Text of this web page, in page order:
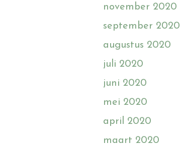
november 2020
september 2020
augustus 2020
juli 2020
juni 2020
mei 2020
april 2020
maart 2020